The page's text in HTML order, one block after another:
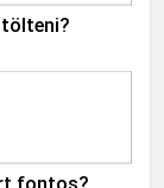
fontos?